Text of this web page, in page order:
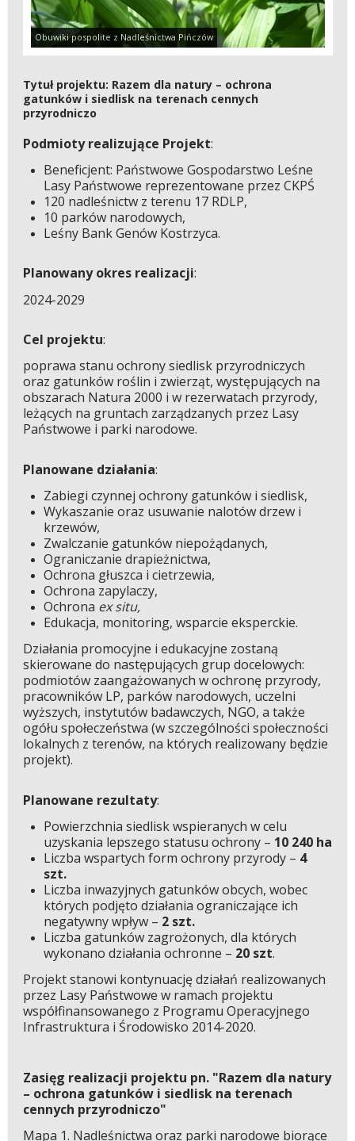
Obuwiki pospolite z Nadleśnictwa Pińczów
Tytuł projektu: Razem dla natury – ochrona
gatunków i siedlisk na terenach cennych
przyrodniczo
Podmioty realizujące Projekt:
Beneficjent: Państwowe Gospodarstwo Leśne
Lasy Państwowe reprezentowane przez CKPŚ
120 nadleśnictw z terenu 17 RDLP,
10 parków narodowych,
Leśny Bank Genów Kostrzyca.
Planowany okres realizacji:
2024-2029
Cel projektu:
poprawa stanu ochrony siedlisk przyrodniczych
oraz gatunków roślin i zwierząt, występujących na
obszarach Natura 2000 i w rezerwatach przyrody,
leżących na gruntach zarządzanych przez Lasy
Państwowe i parki narodowe.
Planowane działania:
Zabiegi czynnej ochrony gatunków i siedlisk,
Wykaszanie oraz usuwanie nalotów drzew i
krzewów,
Zwalczanie gatunków niepożądanych,
Ograniczanie drapieżnictwa,
Ochrona głuszca i cietrzewia,
Ochrona zapylaczy,
Ochrona ex situ,
Edukacja, monitoring, wsparcie eksperckie.
Działania promocyjne i edukacyjne zostaną
skierowane do następujących grup docelowych:
podmiotów zaangażowanych w ochronę przyrody,
pracowników LP, parków narodowych, uczelni
wyższych, instytutów badawczych, NGO, a także
ogółu społeczeństwa (w szczególności społeczności
lokalnych z terenów, na których realizowany będzie
projekt).
Planowane rezultaty:
Powierzchnia siedlisk wspieranych w celu
uzyskania lepszego statusu ochrony – 10 240 ha
Liczba wspartych form ochrony przyrody – 4
szt.
Liczba inwazyjnych gatunków obcych, wobec
których podjęto działania ograniczające ich
negatywny wpływ – 2 szt.
Liczba gatunków zagrożonych, dla których
wykonano działania ochronne – 20 szt.
Projekt stanowi kontynuację działań realizowanych
przez Lasy Państwowe w ramach projektu
współfinansowanego z Programu Operacyjnego
Infrastruktura i Środowisko 2014-2020.
Zasięg realizacji projektu pn. "Razem dla natury
– ochrona gatunków i siedlisk na terenach
cennych przyrodniczo"
Mapa 1. Nadleśnictwa oraz parki narodowe biorące